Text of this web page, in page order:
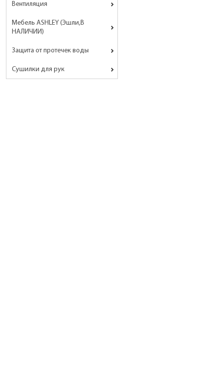
Вентиляция
Мебель ASHLEY (Эшли,В
НАЛИЧИИ)
Защита от протечек воды
Сушилки для рук